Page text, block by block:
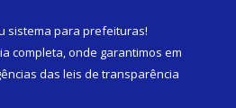
sistema para prefeituras!
completa, onde garantimos em
das leis de transparência